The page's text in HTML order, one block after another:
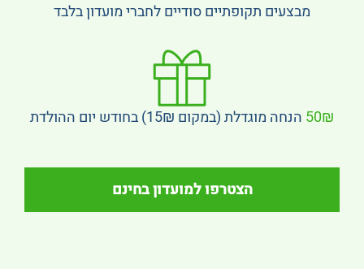
מבצעים תקופתיים סודיים לחברי מועדון בלבד
50₪ הנחה מוגדלת (במקום 15₪) בחודש יום ההולדת
הצטרפו למועדון בחינם